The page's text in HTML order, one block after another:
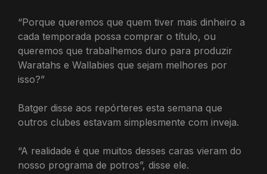
“Porque queremos que quem tiver mais dinheiro a
cada temporada possa comprar o título, ou
queremos que trabalhemos duro para produzir
Waratahs e Wallabies que sejam melhores por
isso?”
Batger disse aos repórteres esta semana que
outros clubes estavam simplesmente com inveja.
“A realidade é que muitos desses caras vieram do
nosso programa de potros”, disse ele.